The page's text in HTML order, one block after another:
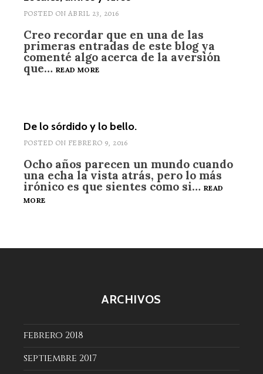
POSTED ON ABRIL 23, 2016
Creo recordar que en una de las
primeras entradas de este blog ya
comenté algo acerca de la aversión
que… READ MORE
De lo sórdido y lo bello.
POSTED ON FEBRERO 9, 2016
Ocho años parecen un mundo cuando
una echa la vista atrás, pero lo más
irónico es que sientes como si… READ
MORE
ARCHIVOS
febrero 2018
septiembre 2017